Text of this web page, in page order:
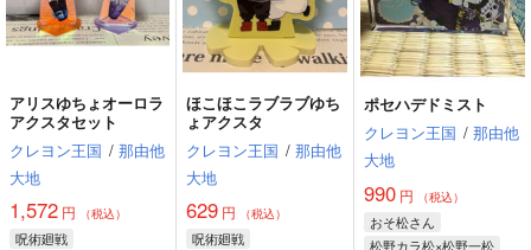
アリスゆちょオーロラ
アクスタセット
クレヨン王国 / 那由他
大地
1,572 円 （税込）
呪術廻戦
ほこほこラブラブゆち
ょアクスタ
クレヨン王国 / 那由他
大地
629 円 （税込）
呪術廻戦
ポセハデドミスト
クレヨン王国 / 那由他
大地
990円 （税込）
おそ松さん
松野カラ松×松野一松